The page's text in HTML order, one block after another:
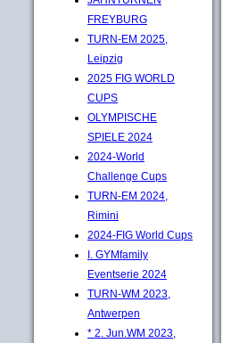
FREYBURG
TURN-EM 2025,
Leipzig
2025 FIG WORLD
CUPS
OLYMPISCHE
SPIELE 2024
2024-World
Challenge Cups
TURN-EM 2024,
Rimini
2024-FIG World Cups
I. GYMfamily
Eventserie 2024
TURN-WM 2023,
Antwerpen
* 2. Jun.WM 2023,